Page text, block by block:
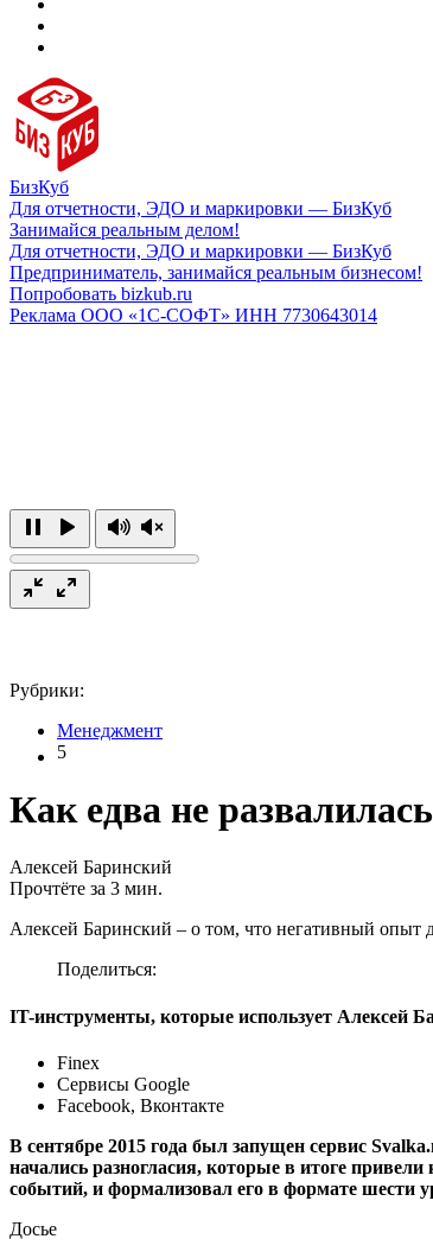
БизКуб
Для отчетности, ЭДО и маркировки — БизКуб
Занимайся реальным делом!
Для отчетности, ЭДО и маркировки — БизКуб
Предприниматель, занимайся реальным бизнесом!
Попробовать bizkub.ru
Реклама ООО «1С-СОФТ» ИНН 7730643014
Рубрики:
Менеджмент
5
Как едва не
Алексей Баринский
Прочтёте за 3 мин.
Алексей Баринский – о том, что негативный опыт
Поделиться:
IT-инструменты, которые использует Алексей
Finex
Сервисы Google
Facebook, Вконтакте
В сентябре 2015 года был запущен сервис
начались разногласия, которые в итоге
событий, и формализовал его в формате шести
Досье